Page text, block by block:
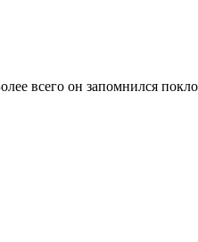
всего он запомнился